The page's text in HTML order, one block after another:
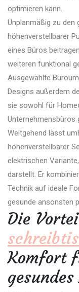
optimieren kann.
Unplanmäßig zu den
höhenverstellbarer
eines Büros
weiteren funktional
Ausgewählte
Designs außerdem
sie sowohl für
Unternehmensbüros
Weitgehend lässt
höhenverstellbarer
elektrischen
darstellt. Er
Technik auf ideale
gesunde ansonsten
Die
Komfort